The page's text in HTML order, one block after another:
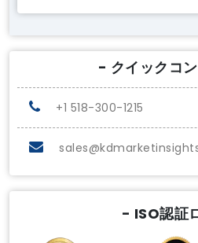
- クイックコ
+1 518-300-1215
- ISO認証